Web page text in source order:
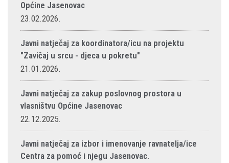
Općine Jasenovac
23.02.2026.
Javni natječaj za koordinatora/icu na projektu
"Zavičaj u srcu - djeca u pokretu"
21.01.2026.
Javni natječaj za zakup poslovnog prostora u
vlasništvu Općine Jasenovac
22.12.2025.
Javni natječaj za izbor i imenovanje ravnatelja/ice
Centra za pomoć i njegu Jasenovac.